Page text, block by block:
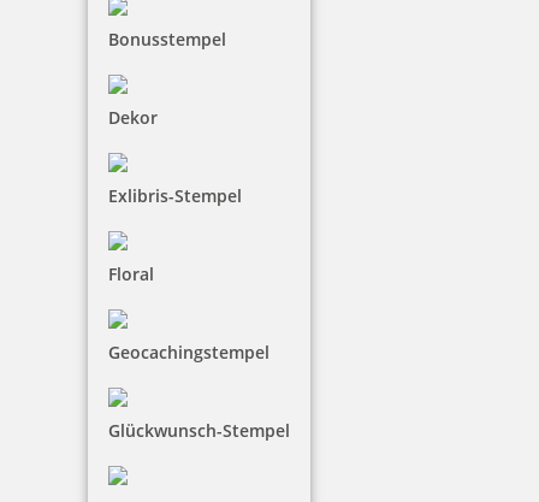
Bonusstempel
Dekor
Exlibris-Stempel
Floral
Geocachingstempel
Glückwunsch-Stempel